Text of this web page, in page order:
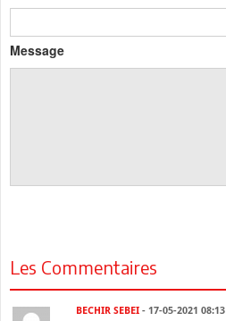
Message
Les Commentaires
BECHIR SEBEI - 17-05-2021 08:13